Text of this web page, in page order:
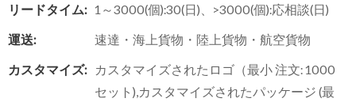
リードタイム: 1～3000(個):30(日)、>3000(個):応相談(日)
運送:
速達・海上貨物・陸上貨物・航空貨物
カスタマイズ:
カスタマイズされたロゴ（最小 注文: 1000
セット),カスタマイズされたパッケージ (最